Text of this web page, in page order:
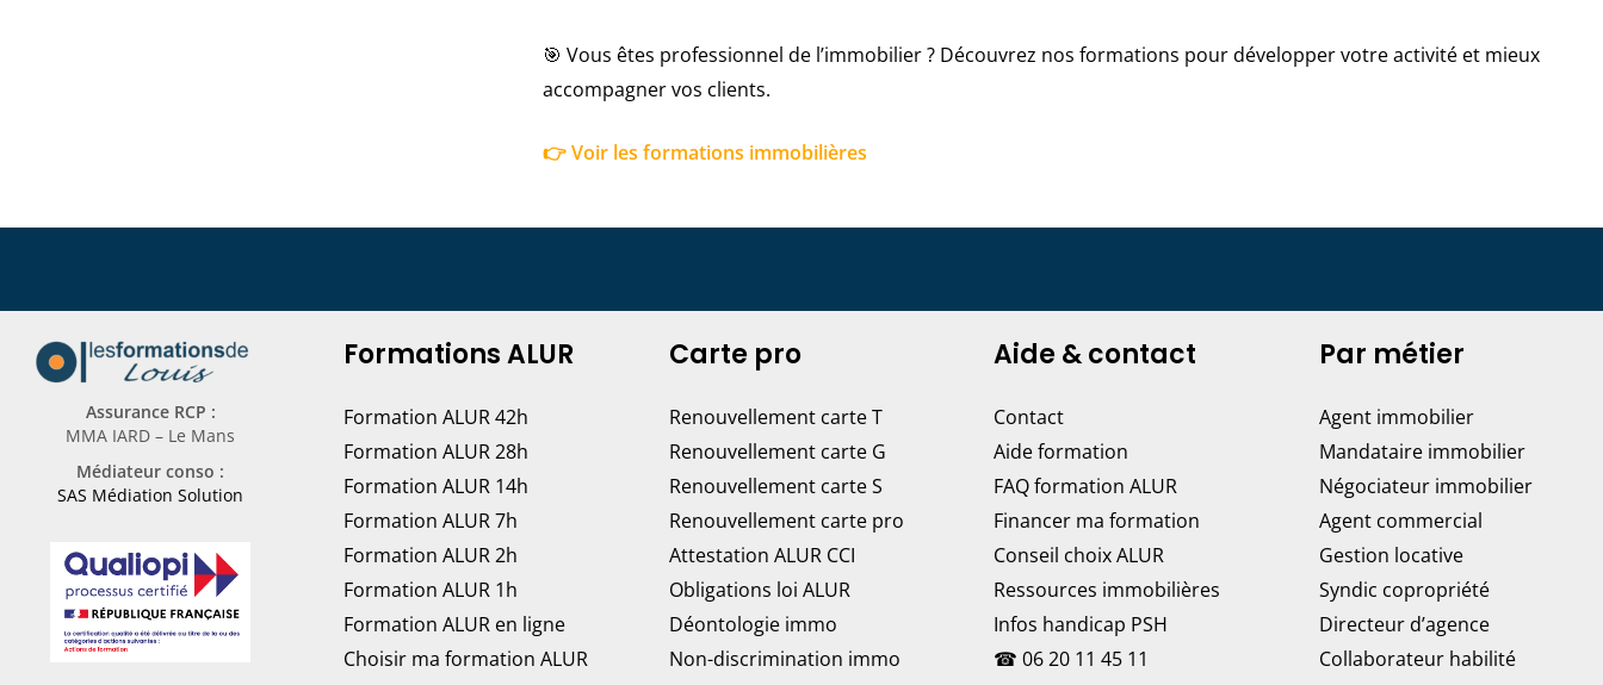
🎯 Vous êtes professionnel de l’immobilier ? Découvrez nos formations pour développer votre activité et mieux
accompagner vos clients.
👉 Voir les formations immobilières
Assurance RCP :
MMA IARD – Le Mans
Médiateur conso :
SAS Médiation Solution
Formations ALUR
Formation ALUR 42h
Formation ALUR 28h
Formation ALUR 14h
Formation ALUR 7h
Formation ALUR 2h
Formation ALUR 1h
Formation ALUR en ligne
Choisir ma formation ALUR
Carte pro
Renouvellement carte T
Renouvellement carte G
Renouvellement carte S
Renouvellement carte pro
Attestation ALUR CCI
Obligations loi ALUR
Déontologie immo
Non-discrimination immo
Aide & contact
Contact
Aide formation
FAQ formation ALUR
Financer ma formation
Conseil choix ALUR
Ressources immobilières
Infos handicap PSH
☎06 20 11 45 11
Par métier
Agent immobilier
Mandataire immobilier
Négociateur immobilier
Agent commercial
Gestion locative
Syndic copropriété
Directeur d’agence
Collaborateur habilité